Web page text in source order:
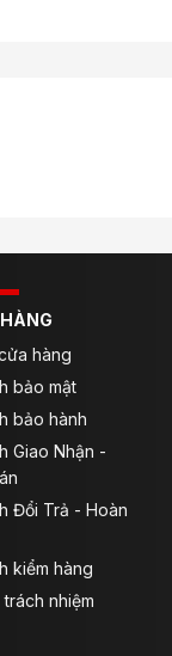
và đáy
trượt
trong
thể tháo
hàng
bảo mật
bảo hành
Giao Nhận -
Đổi Trả - Hoàn
kiểm hàng
nhiệm